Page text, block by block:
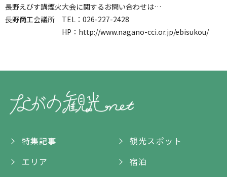
長野えびす講煙火大会に関するお問い合わせは…
長野商工会議所 TEL：026-227-2428
HP： http://www.nagano-cci.or.jp/ebisukou/
特集記事
観光スポット
エリア
宿泊